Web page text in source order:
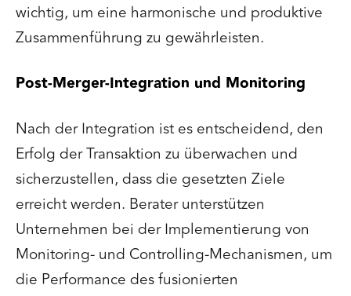
wichtig, um eine harmonische und produktive
Zusammenführung zu gewährleisten.
Post-Merger-Integration und Monitoring
Nach der Integration ist es entscheidend, den
Erfolg der Transaktion zu überwachen und
sicherzustellen, dass die gesetzten Ziele
erreicht werden. Berater unterstützen
Unternehmen bei der Implementierung von
Monitoring- und Controlling-Mechanismen, um
die Performance des fusionierten